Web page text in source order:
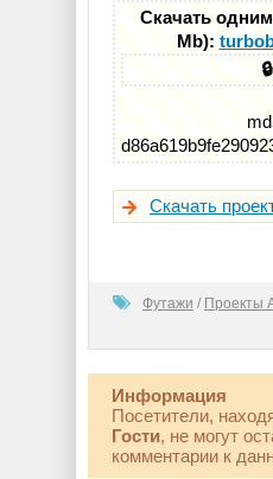
Скачать
Mb):
🔒
Скачать
Футажи / Проекты
Информация
Посетители,
Гости, не могут
комментарии к